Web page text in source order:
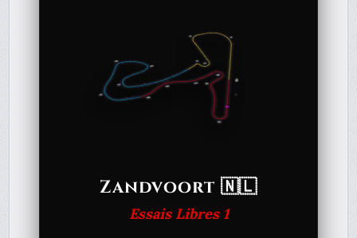
Zandvoort 🇳🇱
Essais Libres 1